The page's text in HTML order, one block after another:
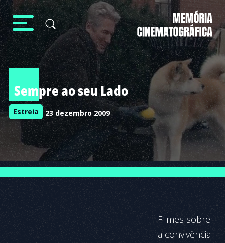
Sempre ao seu Lado
Estreia 23 dezembro 2009
Filmes sobre
a convivência